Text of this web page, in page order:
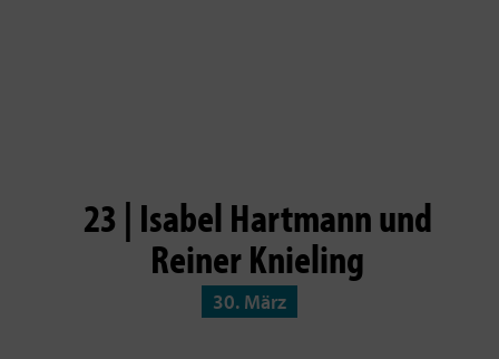
23 | Isabel Hartmann und
Reiner Knieling
30. März